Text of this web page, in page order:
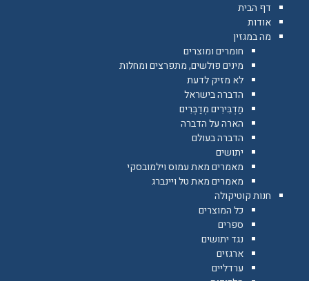
דף הבית
אודות
מה במגזין
חומרים ומוצרים
מינים פולשים, מתפרצים ומחלות
לא מזיק לדעת
הדברה בישראל
מַדְבִּירִים מְדַבְּרִים
הארה על הדברה
הדברה בעולם
יתושים
מאמרים מאת עמוס וילמובסקי
מאמרים מאת טל ויינברג
חנות קוטיקולה
כל המוצרים
ספרים
נגד יתושים
ארגזים
ערדליים